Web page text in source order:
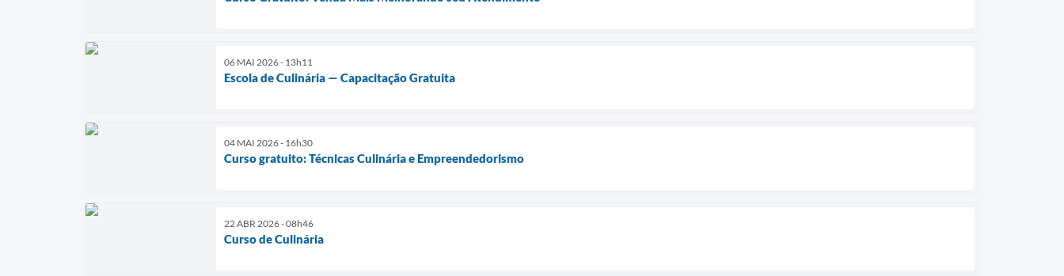
06 MAI 2026 - 13h11
Escola de Culinária — Capacitação Gratuita
04 MAI 2026 - 16h30
Curso gratuito: Técnicas Culinária e Empreendedorismo
22 ABR 2026 - 08h46
Curso de Culinária